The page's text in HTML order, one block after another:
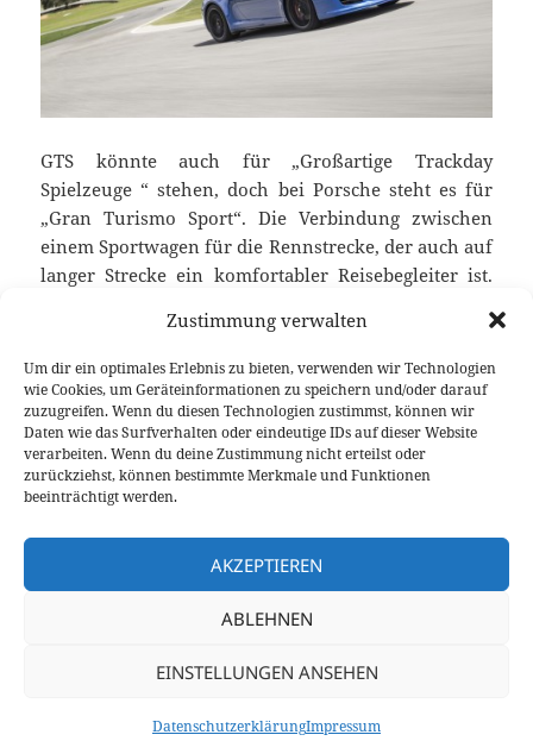
Zustimmung verwalten
Um dir ein optimales Erlebnis zu bieten, verwenden wir Technologien
wie Cookies, um Geräteinformationen zu speichern und/oder darauf
zuzugreifen. Wenn du diesen Technologien zustimmst, können wir
Daten wie das Surfverhalten oder eindeutige IDs auf dieser Website
verarbeiten. Wenn du deine Zustimmung nicht erteilst oder
zurückziehst, können bestimmte Merkmale und Funktionen
beeinträchtigt werden.
AKZEPTIEREN
ABLEHNEN
EINSTELLUNGEN ANSEHEN
DatenschutzerklärungImpressum
GTS könnte auch für „Großartige Trackday
Spielzeuge “ stehen, doch bei Porsche steht es für
„Gran Turismo Sport“. Die Verbindung zwischen
einem Sportwagen für die Rennstrecke, der auch auf
langer Strecke ein komfortabler Reisebegleiter ist.
exklusive Dachkonstruktion und die paar
zusätzlichen Kilos fallen auf der Rennstrecke nicht
weiter ins Gewicht. Ein Bericht über erste Fahrt mit
dem 991 Targa 4 GTS über spanische Landstraßen
und den eindrucksvollen Rundkurs des Ascari Race
Resort.Porsche 911 Targa 4 GTS (991) Testfahrt im Ascari
weiterlesen
Autor
Fabian Meßner
SEITE8
Datenschutzerklärung Stolz präsentiert von WordPress